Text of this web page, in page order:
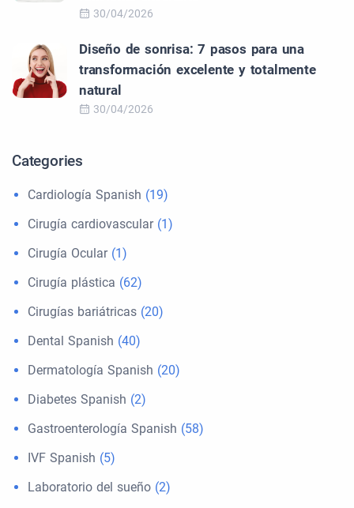
30/04/2026
Diseño de sonrisa: 7 pasos para una
transformación excelente y totalmente
natural
30/04/2026
Categories
Cardiología Spanish (19)
Cirugía cardiovascular(1)
Cirugía Ocular(1)
Cirugía plástica (62)
Cirugías bariátricas (20)
Dental Spanish (40)
Dermatología Spanish (20)
Diabetes Spanish (2)
Gastroenterología Spanish (58)
IVF Spanish (5)
Laboratorio del sueño (2)